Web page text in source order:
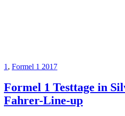
1 , Formel 1 2017
Formel 1 Testtage in
Fahrer-Line-up